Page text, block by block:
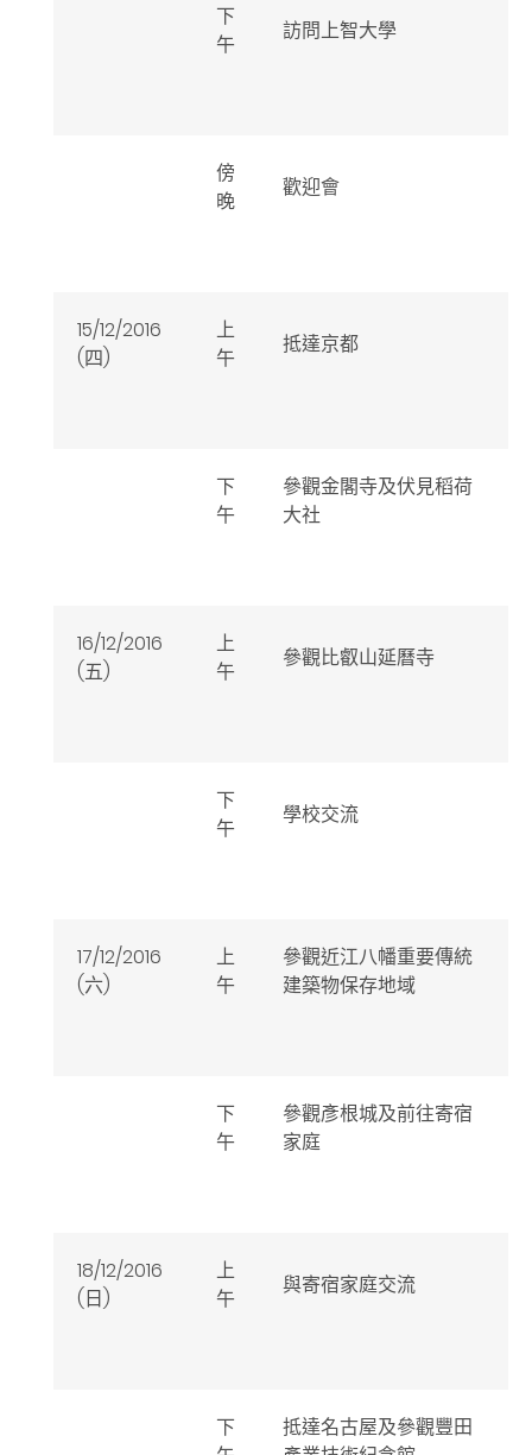
下
午
訪問上智大學
傍
晚
歡迎會
15/12/2016
(四)
上
午
抵達京都
下
午
參觀金閣寺及伏見稻荷
大社
16/12/2016
(五)
上
午
參觀比叡山延曆寺
下
午
學校交流
17/12/2016
(六)
上
午
參觀近江八幡重要傳統
建築物保存地域
下
午
參觀彥根城及前往寄宿
家庭
18/12/2016
(日)
上
午
與寄宿家庭交流
下
抵達名古屋及參觀豐田